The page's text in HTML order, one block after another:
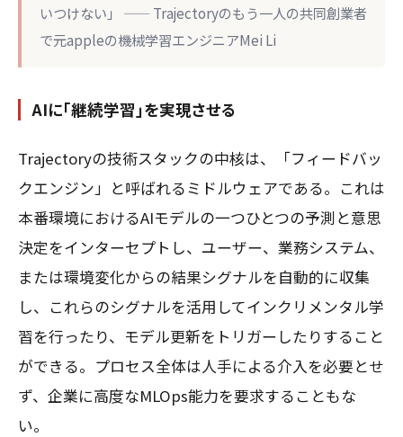
いつけない」 —— Trajectoryのもう一人の共同創業者
で元appleの機械学習エンジニアMei Li
AIに「継続学習」を実現させる
Trajectoryの技術スタックの中核は、「フィードバッ
クエンジン」と呼ばれるミドルウェアである。これは
本番環境におけるAIモデルの一つひとつの予測と意思
決定をインターセプトし、ユーザー、業務システム、
または環境変化からの結果シグナルを自動的に収集
し、これらのシグナルを活用してインクリメンタル学
習を行ったり、モデル更新をトリガーしたりすること
ができる。プロセス全体は人手による介入を必要とせ
ず、企業に高度なMLOps能力を要求することもな
い。